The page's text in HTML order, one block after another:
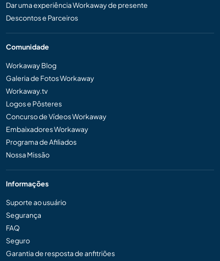
Dar uma experiência Workaway de presente
Descontos e Parceiros
Comunidade
Workaway Blog
Galeria de Fotos Workaway
Workaway.tv
Logos e Pôsteres
Concurso de Vídeos Workaway
Embaixadores Workaway
Programa de Afiliados
Nossa Missão
Informações
Suporte ao usuário
Segurança
FAQ
Seguro
Garantia de resposta de anfitriões